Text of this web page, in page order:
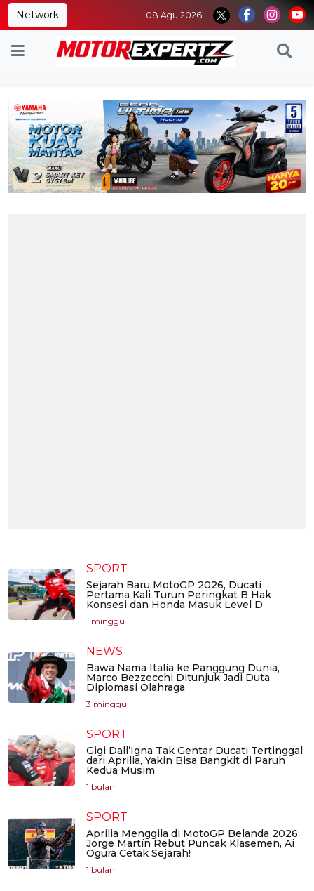
Network 08 Agu 2026
SPORT
Sejarah Baru MotoGP 2026, Ducati
Pertama Kali Turun Peringkat B Hak
Konsesi dan Honda Masuk Level D
1 minggu
NEWS
Bawa Nama Italia ke Panggung Dunia,
Marco Bezzecchi Ditunjuk Jadi Duta
Diplomasi Olahraga
3 minggu
SPORT
Gigi Dall’Igna Tak Gentar Ducati Tertinggal
dari Aprilia, Yakin Bisa Bangkit di Paruh
Kedua Musim
1 bulan
SPORT
Aprilia Menggila di MotoGP Belanda 2026:
Jorge Martín Rebut Puncak Klasemen, Ai
Ogura Cetak Sejarah!
1 bulan